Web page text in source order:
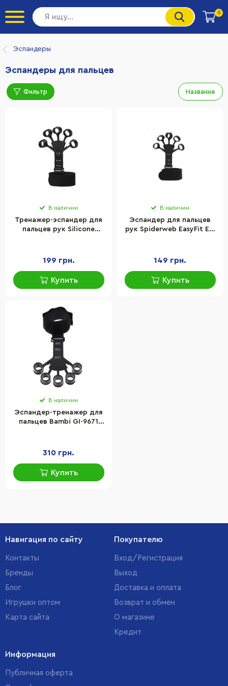
0
Эспандеры
Эспандеры для пальцев
Фильтр Название
В наличии
Тренажер-эспандер для
пальцев рук Silicone
199 грн.
Купить
В наличии
Эспандер для пальцев
рук Spiderweb EasyFit EF-
149 грн.
Купить
В наличии
Эспандер-тренажер для
пальцев Bambi GI-9671
310 грн.
Купить
Навигация по сайту
Контакты
Бренды
Блог
Игрушки оптом
Карта сайта
Покупателю
Вход/Регистрация
Выход
Доставка и оплата
Возврат и обмен
О магазине
Кредит
Информация
Публичная оферта